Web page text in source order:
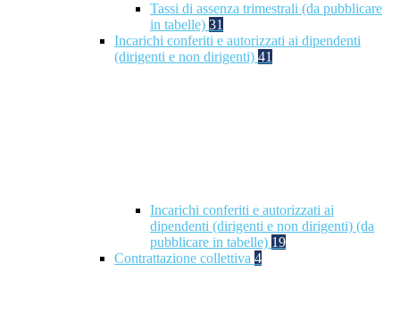
Tassi di assenza trimestrali (da pubblicare
in tabelle) 31
Incarichi conferiti e autorizzati ai dipendenti
(dirigenti e non dirigenti) 41
Incarichi conferiti e autorizzati ai
dipendenti (dirigenti e non dirigenti) (da
pubblicare in tabelle) 19
Contrattazione collettiva 4